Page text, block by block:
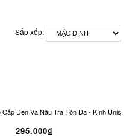
Sắp xếp:
Đen Và Nâu Trà Tôn Da - Kính Unisex
295.000₫